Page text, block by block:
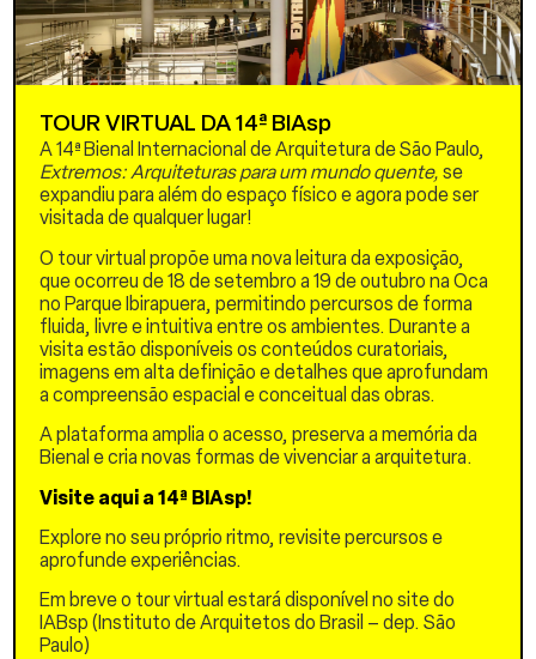
Entidades Organizadoras
Do Fórum Sp 25
Faculdade de Arquitetura e
Urbanismo da Universidade
de São Paulo – FAUUSP
Faculdade de Arquitetura e
Urbanismo da Universidade
Presbiteriana Mackenzie
Escola da Cidade
Universidade Nove De
Julho – Uninove
Instituto de Arquitetos do
Brasil – Dep. São Paulo –
IABsp
Conselho de Arquitetura e
Urbanismo – CAU/SP
Local:
IABsp – rua Bento Freitas,
306 – Vila Buarque – São
Paulo – SP
Gratuito
TOUR VIRTUAL DA 14ª BIAsp
A 14ª Bienal Internacional de Arquitetura de São Paulo,
Extremos: Arquiteturas para um mundo quente, se
expandiu para além do espaço físico e agora pode ser
visitada de qualquer lugar!
O tour virtual propõe uma nova leitura da exposição,
que ocorreu de 18 de setembro a 19 de outubro na Oca
no Parque Ibirapuera, permitindo percursos de forma
fluida, livre e intuitiva entre os ambientes. Durante a
visita estão disponíveis os conteúdos curatoriais,
imagens em alta definição e detalhes que aprofundam
a compreensão espacial e conceitual das obras.
A plataforma amplia o acesso, preserva a memória da
Bienal e cria novas formas de vivenciar a arquitetura.
Visite aqui a 14ª BIAsp!
Explore no seu próprio ritmo, revisite percursos e
aprofunde experiências.
Em breve o tour virtual estará disponível no site do
IABsp (Instituto de Arquitetos do Brasil – dep. São
Paulo)